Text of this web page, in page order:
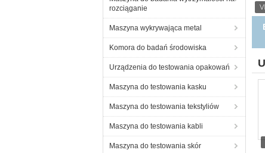
rozciąganie
Maszyna wykrywająca metal
Komora do badań środowiska
Urządzenia do testowania opakowań
Maszyna do testowania kasku
Maszyna do testowania tekstyliów
Maszyna do testowania kabli
Maszyna do testowania skór